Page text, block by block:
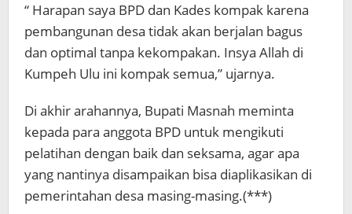
“ Harapan saya BPD dan Kades kompak karena
pembangunan desa tidak akan berjalan bagus
dan optimal tanpa kekompakan. Insya Allah di
Kumpeh Ulu ini kompak semua,” ujarnya.
Di akhir arahannya, Bupati Masnah meminta
kepada para anggota BPD untuk mengikuti
pelatihan dengan baik dan seksama, agar apa
yang nantinya disampaikan bisa diaplikasikan di
pemerintahan desa masing-masing.(***)